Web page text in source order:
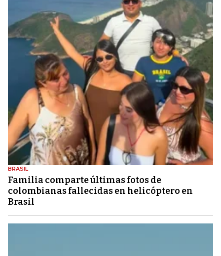
BRASIL
Familia comparte últimas fotos de
colombianas fallecidas en helicóptero en
Brasil